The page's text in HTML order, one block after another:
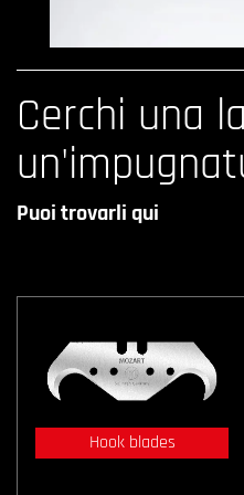
Cerchi una
Puoi trovarli qui
Hook blades